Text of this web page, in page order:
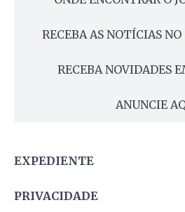
RECEBA AS NOTÍCIAS
RECEBA NOVIDADES
ANUNCIE
EXPEDIENTE
PRIVACIDADE